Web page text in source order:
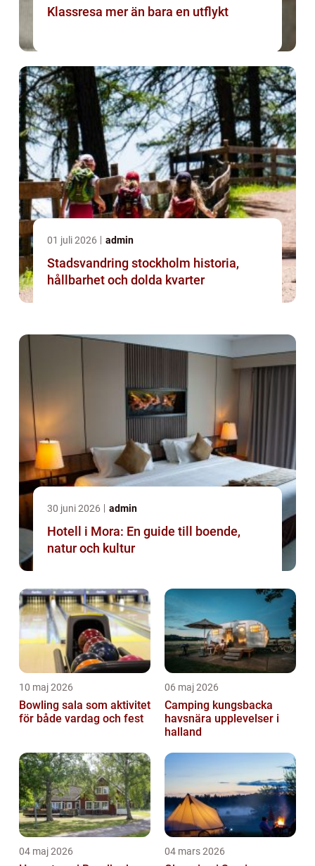
Klassresa mer än bara en utflykt
01 juli 2026 admin
Stadsvandring stockholm historia,
hållbarhet och dolda kvarter
30 juni 2026 admin
Hotell i Mora: En guide till boende,
natur och kultur
10 maj 2026
Bowling sala som aktivitet
för både vardag och fest
06 maj 2026
Camping kungsbacka
havsnära upplevelser i
halland
04 maj 2026 04 mars 2026